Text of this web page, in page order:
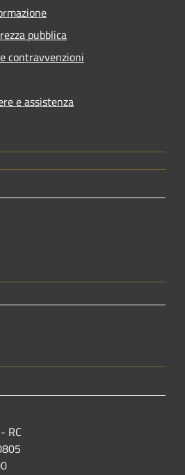
pubblica
contravvenzioni
e assistenza
RC